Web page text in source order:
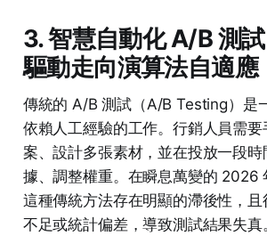
3. 智慧自動化 A/B 測
驅動走向演算法自適應
傳統的 A/B 測試（A/B Testing）是
依賴人工經驗的工作。行銷人員需
案、設計多張素材，並在投放一段
據、調整權重。在瞬息萬變的 2026
這種傳統方法存在明顯的滯後性，
不足或統計偏差，導致測試結果失真